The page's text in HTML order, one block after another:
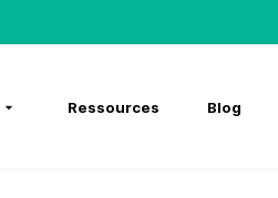
Ressources Blog